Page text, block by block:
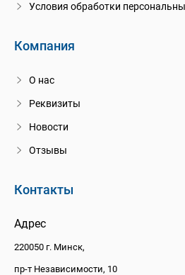
Условия обработки
Компания
О нас
Реквизиты
Новости
Отзывы
Контакты
Адрес
220050 г. Минск,
пр-т Независимости, 10